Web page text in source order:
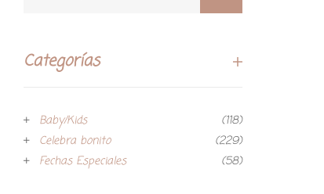
Categorías
Baby/Kids
(118)
Celebra bonito
(229)
Fechas Especiales
(58)